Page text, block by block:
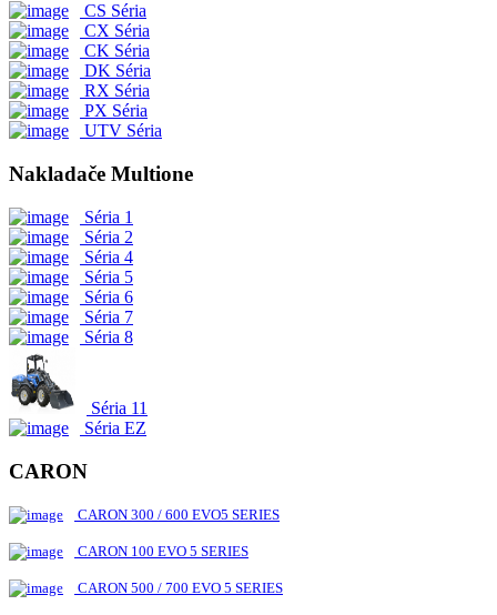
CS Séria
CX Séria
CK Séria
DK Séria
RX Séria
PX Séria
UTV Séria
Nakladače Multione
Séria 1
Séria 2
Séria 4
Séria 5
Séria 6
Séria 7
Séria 8
Séria 11
Séria EZ
CARON
CARON 300 / 600 EVO5 SERIES
CARON 100 EVO 5 SERIES
CARON 500 / 700 EVO 5 SERIES